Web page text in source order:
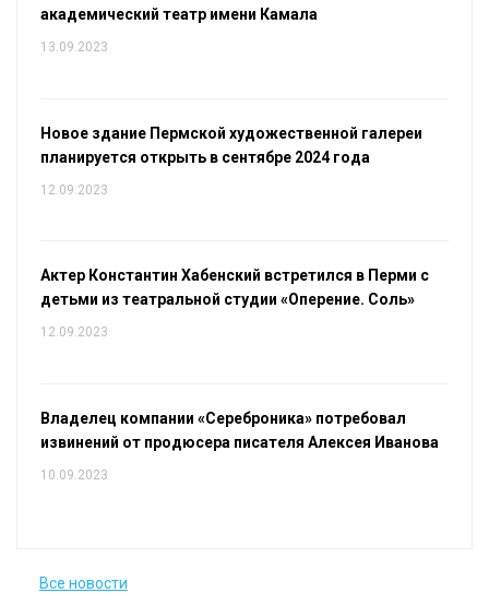
академический театр имени Камала
13.09.2023
Новое здание Пермской художественной галереи
планируется открыть в сентябре 2024 года
12.09.2023
Актер Константин Хабенский встретился в Перми с
детьми из театральной студии «Оперение. Соль»
12.09.2023
Владелец компании «Сереброника» потребовал
извинений от продюсера писателя Алексея Иванова
10.09.2023
Все новости